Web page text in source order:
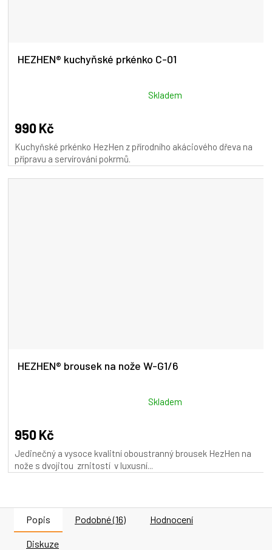
HEZHEN® kuchyňské prkénko C-01
produktu
je
5,0
z
Skladem
990 Kč
Kuchyňské prkénko HezHen z přírodního akáciového dřeva na
přípravu a servírování pokrmů.
HEZHEN® brousek na nože W-G1/6
produktu
je
5,0
z
Skladem
950 Kč
Jedinečný a vysoce kvalitní oboustranný brousek HezHen na
nože s dvojitou zrnitostí v luxusní...
Popis Podobné (16) Hodnocení
Diskuze